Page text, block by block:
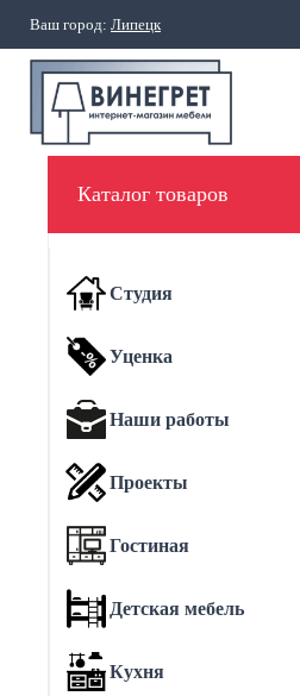
Ваш город: Липецк
Каталог товаров
Студия
Уценка
Наши работы
Проекты
Гостиная
Детская мебель
Кухня